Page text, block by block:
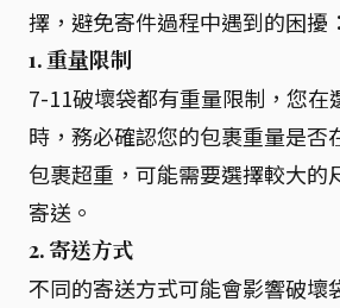
擇，避免寄件過程中遇到的困擾：
1. 重量限制
7-11破壞袋都有重量限制，您在
時，務必確認您的包裹重量是否
包裹超重，可能需要選擇較大的
寄送。
2. 寄送方式
不同的寄送方式可能會影響破壞